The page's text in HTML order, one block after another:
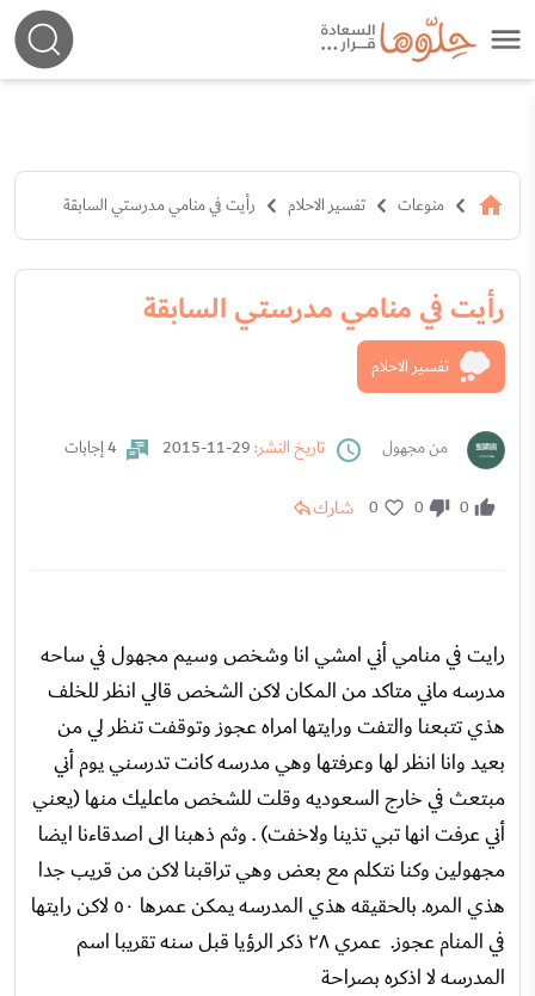
منوعات تفسير الاحلام رأيت في منامي مدرستي السابقة
رأيت في منامي مدرستي السابقة
تفسير الاحلام
من مجهول تاريخ النشر: 4 إجابات
0
0
0 شارك
رايت في منامي أني امشي انا وشخص وسيم مجهول في ساحه
مدرسه ماني متاكد من المكان لاكن الشخص قالي انظر للخلف
هذي تتبعنا والتفت ورايتها امراه عجوز وتوقفت تنظر لي من
بعيد وانا انظر لها وعرفتها وهي مدرسه كانت تدرسني يوم أني
مبتعث في خارج السعوديه وقلت للشخص ماعليك منها (يعني
أني عرفت انها تبي تذينا ولاخفت) . وثم ذهبنا الى اصدقاءنا ايضا
مجهولين وكنا نتكلم مع بعض وهي تراقبنا لاكن من قريب جدا
هذي المره. بالحقيقه هذي المدرسه يمكن عمرها ٥٠ لاكن رايتها
في المنام عجوز. عمري ٢٨ ذكر الرؤيا قبل سنه تقريبا اسم
المدرسه لا اذكره بصراحة